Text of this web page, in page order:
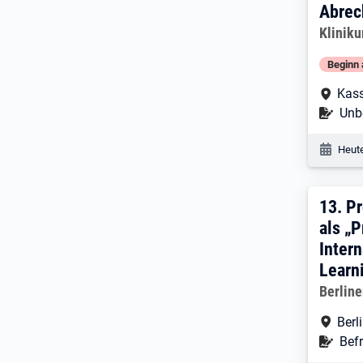
Beginn
13.
13.
als